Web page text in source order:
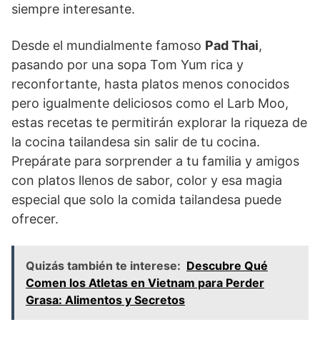
siempre interesante.
Desde el mundialmente famoso Pad Thai,
pasando por una sopa Tom Yum rica y
reconfortante, hasta platos menos conocidos
pero igualmente deliciosos como el Larb Moo,
estas recetas te permitirán explorar la riqueza de
la cocina tailandesa sin salir de tu cocina.
Prepárate para sorprender a tu familia y amigos
con platos llenos de sabor, color y esa magia
especial que solo la comida tailandesa puede
ofrecer.
Quizás también te interese: Descubre Qué
Comen los Atletas en Vietnam para Perder
Grasa: Alimentos y Secretos